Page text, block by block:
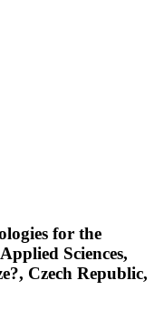
for the
Sciences,
Czech Republic,